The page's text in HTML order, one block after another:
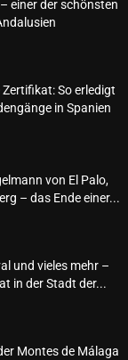
einer der schönsten
So erledigt
in Spanien
von El Palo,
– das Ende einer...
und vieles mehr –
in der Stadt der...
Montes de Málaga